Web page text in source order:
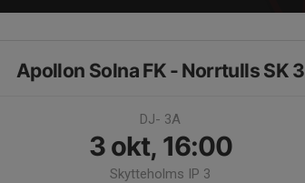
Apollon Solna FK - Norrtulls SK 3
DJ- 3A
3 okt, 16:00
Skytteholms IP 3